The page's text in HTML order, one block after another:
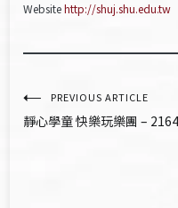
Websitehttp://shuj.shu.edu.tw
文
章
PREVIOUS ARTICLE
靜心學童 快樂玩樂團 –